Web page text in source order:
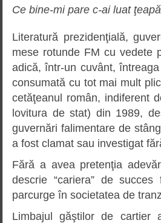
Ce bine-mi pare c-ai luat
Literatură prezidenţială,
mese rotunde FM cu vedete
adică, într-un cuvânt,
consumată cu tot mai mult
cetăţeanul român, indiferent
lovitura de stat) din 1989,
guvernări falimentare de
a fost clamat sau investigat
Fără a avea pretenţia
descrie “cariera” de
parcurge în societatea de
Limbajul găştilor de cartier